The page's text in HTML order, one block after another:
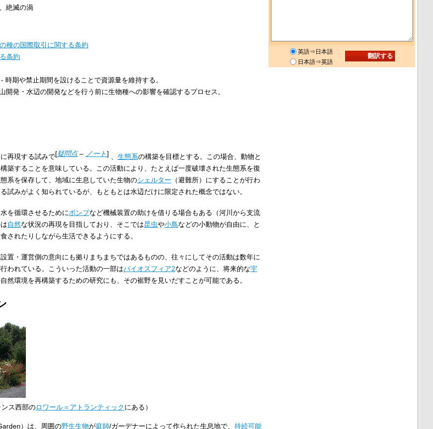
絶滅の渦
種の国際取引に関する条約
条約
- 時期や禁止期間を設けることで資源量を維持する。
開発・水辺の開発などを行う前に生物種への影響を確認するプロセス。
再現する試みで[疑問点 – ノート] 生態系の構築を目標とする。この場合、動物と
築することを意味している。この活動により、たとえば一度破壊された生態系を復
系を保存して、地域に生息していた生物のシェルター （避難所）にすることが行わ
試みがよく知られているが、もともとは水辺だけに限定された概念ではない。
を循環させるためにポンプなど機械装置の助けを借りる場合もある（河川から支流
自然な状況の再現を目指しており、そこでは昆虫や小鳥などの小動物が自由に、と
されたりしながら生活できるようにする。
置・運営側の意向にも拠りまちまちではあるものの、往々にしてその活動は数年に
われている。こういった活動の一部はバイオスフィア2などのように、将来的な宇
然環境を再構築するための研究にも、その裾野を見いだすことが可能である。
ス西部のロワール＝アトランティックにある）
）は、周囲の野生生物が庭師/ガーデナーによって作られた生息地で、 持続可能
英語⇒日本語
日本語⇒英語